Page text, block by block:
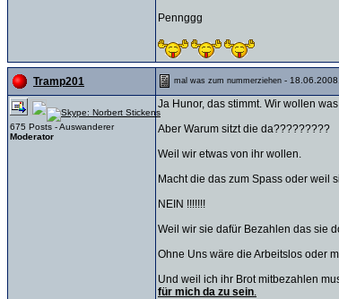
Pennggg
Tramp201 mal was zum nummerziehen -
675 Posts - Auswanderer
Moderator
Ja Hunor, das stimmt. Wir wollen
Aber Warum sitzt die da?????????
Weil wir etwas von ihr wollen.
Macht die das zum Spass oder weil
NEIN !!!!!!!
Weil wir sie dafür Bezahlen das sie
Ohne Uns wäre die Arbeitslos oder
Und weil ich ihr Brot mitbezahlen
für mich da zu sein.